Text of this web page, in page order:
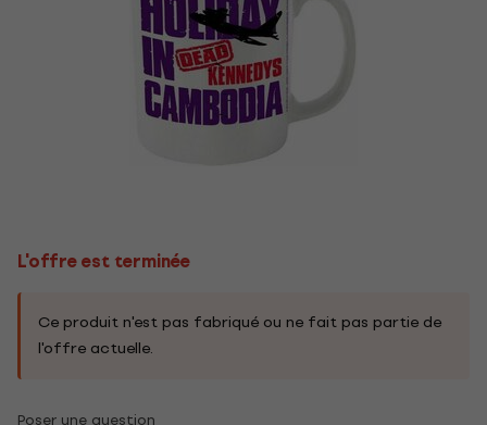
L'offre est terminée
Ce produit n'est pas fabriqué ou ne fait pas partie de
l'offre actuelle.
Poser une question